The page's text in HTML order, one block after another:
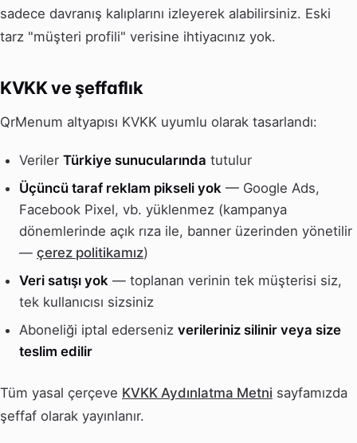
sadece davranış kalıplarını izleyerek alabilirsiniz. Eski
tarz "müşteri profili" verisine ihtiyacınız yok.
KVKK ve şeffaflık
QrMenum altyapısı KVKK uyumlu olarak tasarlandı:
Veriler Türkiye sunucularında tutulur
Üçüncü taraf reklam pikseli yok — Google Ads,
Facebook Pixel, vb. yüklenmez (kampanya
dönemlerinde açık rıza ile, banner üzerinden yönetilir
— çerez politikamız)
Veri satışı yok — toplanan verinin tek müşterisi siz,
tek kullanıcısı sizsiniz
Aboneliği iptal ederseniz verileriniz silinir veya size
teslim edilir
Tüm yasal çerçeve KVKK Aydınlatma Metni sayfamızda
şeffaf olarak yayınlanır.